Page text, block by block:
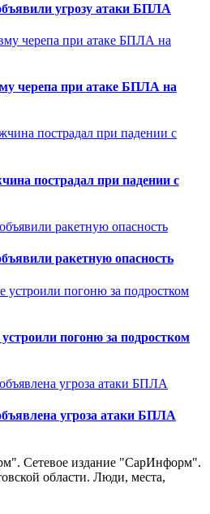
угрозу атаки БПЛА
черепа при атаке БПЛА на
пострадал при падении с
ракетную опасность
погоню за подростком
угроза атаки БПЛА
Сетевое издание "СарИнформ".
области. Люди, места,